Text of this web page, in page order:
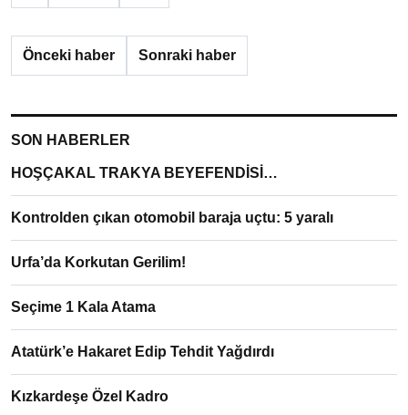
Önceki haber Sonraki haber
SON HABERLER
HOŞÇAKAL TRAKYA BEYEFENDİSİ…
Kontrolden çıkan otomobil baraja uçtu: 5 yaralı
Urfa’da Korkutan Gerilim!
Seçime 1 Kala Atama
Atatürk’e Hakaret Edip Tehdit Yağdırdı
Kızkardeşe Özel Kadro